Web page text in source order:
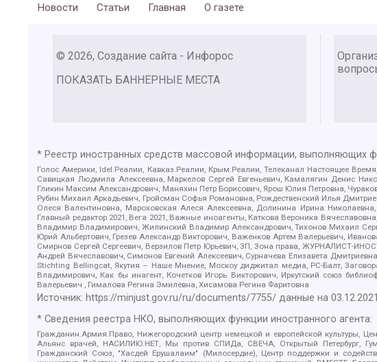
Новости Статьи Главная О газете
© 2026, Создание сайта - Инфорос
ПОКАЗАТЬ БАННЕРНЫЕ МЕСТА
* Реестр иностранных средств массовой информации, выполняющих
Голос Америки, Idel.Реалии, Кавказ.Реалии, Крым.Реалии, Телеканал Настоящее
Савицкая Людмила Алексеевна, Маркелов Сергей Евгеньевич, Камалягин Денис
Гликин Максим Александрович, Маняхин Петр Борисович, Ярош Юлия Петровна,
Рубин Михаил Аркадьевич, Гройсман Софья Романовна, Рождественский Илья
Олеся Валентиновна, Мароховская Алеся Алексеевна, Долинина Ирина
Главный редактор 2021, Вега 2021, Важные иноагенты, Каткова Вероника
Владимир Владимирович, Жилинский Владимир Александрович, Тихонов Михаил
Юрий Альбертович, Грезев Александр Викторович, Важенков Артем Валерьевич,
Смирнов Сергей Сергеевич, Верзилов Петр Юрьевич, ЗП, Зона права, ЖУРНАЛИСТ-
Андрей Вячеславович, Симонов Евгений Алексеевич, Сурначева Елизавета
Stichting Bellingcat, Якутия – Наше Мнение, Москоу диджитал медиа, РС-Балт,
Владимирович, Как бы инагент, Кочетков Игорь Викторович, Иркутский союз
Валерьевич , Гималова Регина Эмилевна, Хисамова Регина Фаритовна
Источник: https://minjust.gov.ru/ru/documents/7755/ данные на03.12.2021
* Сведения реестра НКО, выполняющих функции иностранного агента:
Гражданин.Армия.Право, Нижегородский центр немецкой и европейской культуры,
Альянс врачей, НАСИЛИЮ.НЕТ, Мы против СПИДа, СВЕЧА, Открытый Петербург,
Гражданский Союз, "Хасдей Ерушалаим" (Милосердие), Центр поддержки и